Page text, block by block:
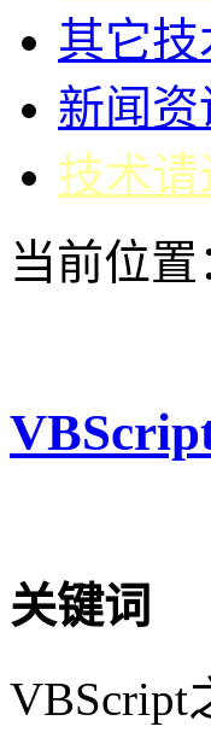
其它技
新闻资
技术请
当前位置
关键词
VBScript